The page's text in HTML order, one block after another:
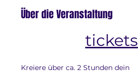
Über die Veranstaltung
tickets
Kreiere über ca. 2 Stunden dein